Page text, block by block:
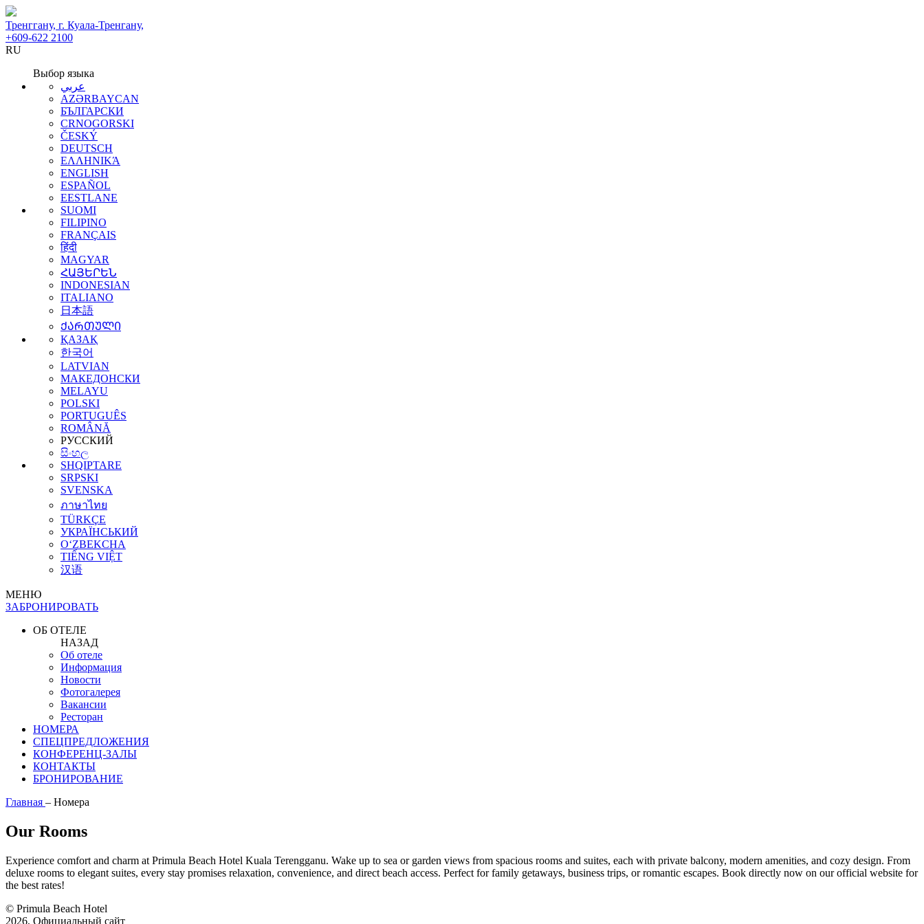
Тренггану, г. Куала-Тренгану,
+609-622 2100
RU
Выбор языка
عربي
AZƏRBAYCAN
БЪЛГАРСКИ
CRNOGORSKI
ČESKÝ
DEUTSCH
ΕΛΛΗΝΙΚΆ
ENGLISH
ESPAÑOL
EESTLANE
SUOMI
FILIPINO
FRANÇAIS
हिंदी
MAGYAR
ՀԱՅԵՐԵՆ
INDONESIAN
ITALIANO
日本語
ᲥᲐᲠᲗᲣᲚᲘ
ҚАЗАҚ
한국어
LATVIAN
МАКЕДОНСКИ
MELAYU
POLSKI
PORTUGUÊS
ROMÂNĂ
РУССКИЙ
සිංහල
SHQIPTARE
SRPSKI
SVENSKA
ภาษาไทย
TÜRKÇE
УКРАЇНСЬКИЙ
O‘ZBEKCHA
TIẾNG VIỆT
汉语
МЕНЮ
ЗАБРОНИРОВАТЬ
ОБ ОТЕЛЕ
НАЗАД
Об отеле
Информация
Новости
Фотогалерея
Вакансии
Ресторан
НОМЕРА
СПЕЦПРЕДЛОЖЕНИЯ
КОНФЕРЕНЦ-ЗАЛЫ
КОНТАКТЫ
БРОНИРОВАНИЕ
Главная – Номера
Our Rooms
Experience comfort and charm at Primula Beach Hotel Kuala Terengganu. Wake up to sea or garden views from spacious rooms and suites, each with private balcony, modern amenities, and cozy design. From
deluxe rooms to elegant suites, every stay promises relaxation, convenience, and direct beach access. Perfect for family getaways, business trips, or romantic escapes. Book directly now on our official website for
the best rates!
© Primula Beach Hotel
2026, Официальный сайт